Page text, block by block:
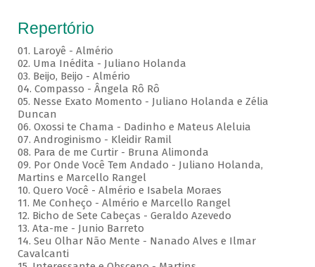
Repertório
01. Laroyê - Almério
02. Uma Inédita - Juliano Holanda
03. Beijo, Beijo - Almério
04. Compasso - Ângela Rô Rô
05. Nesse Exato Momento - Juliano Holanda e Zélia
Duncan
06. Oxossi te Chama - Dadinho e Mateus Aleluia
07. Androginismo - Kleidir Ramil
08. Para de me Curtir - Bruna Alimonda
09. Por Onde Você Tem Andado - Juliano Holanda,
Martins e Marcello Rangel
10. Quero Você - Almério e Isabela Moraes
11. Me Conheço - Almério e Marcello Rangel
12. Bicho de Sete Cabeças - Geraldo Azevedo
13. Ata-me - Junio Barreto
14. Seu Olhar Não Mente - Nanado Alves e Ilmar
Cavalcanti